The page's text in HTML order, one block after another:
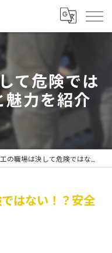
て危険では
力を紹介
場は決して危険ではない！？安全性と魅力を紹介
はない！？安全